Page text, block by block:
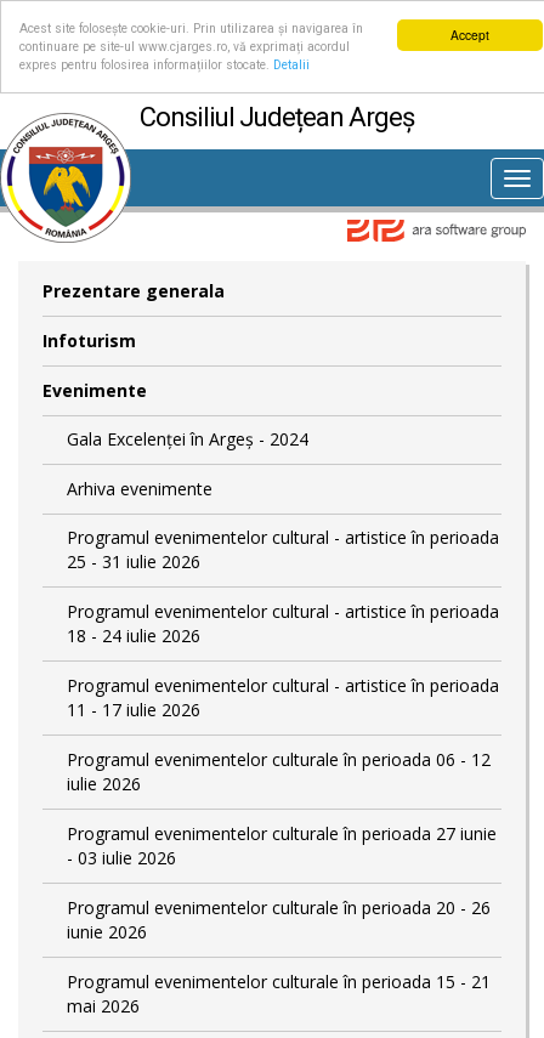
Accept
Acest site folosește cookie-uri. Prin utilizarea și navigarea în
continuare pe site-ul www.cjarges.ro, vă exprimați acordul
expres pentru folosirea informațiilor stocate.
Detalii
Consiliul Județean Argeș
Prezentare generala
Infoturism
Evenimente
Gala Excelenței în Argeș - 2024
Arhiva evenimente
Programul evenimentelor cultural - artistice în perioada
25 - 31 iulie 2026
Programul evenimentelor cultural - artistice în perioada
18 - 24 iulie 2026
Programul evenimentelor cultural - artistice în perioada
11 - 17 iulie 2026
Programul evenimentelor culturale în perioada 06 - 12
iulie 2026
Programul evenimentelor culturale în perioada 27 iunie
- 03 iulie 2026
Programul evenimentelor culturale în perioada 20 - 26
iunie 2026
Programul evenimentelor culturale în perioada 15 - 21
mai 2026